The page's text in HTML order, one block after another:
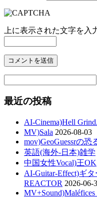
上に表示された文字を入
最近の投稿
AI-Cinema)Hell
MV)Sala 2026-08-03
mov)GeoGuessrの
英語(海外-日本)雑学
中国女性Vocal)王OK
AI-Guitar-Effect)ギ
REACTOR 2026-06-